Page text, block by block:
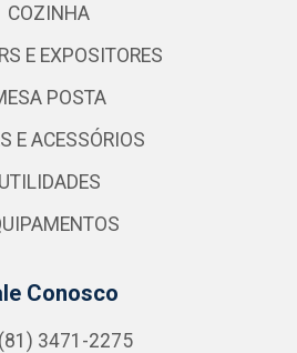
COZINHA
E EXPOSITORES
POSTA
E ACESSÓRIOS
UTILIDADES
Conosco
(81) 3471-2275